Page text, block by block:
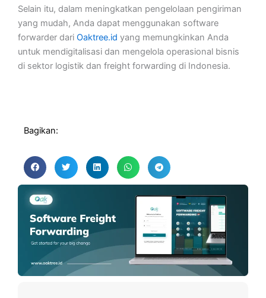
Selain itu, dalam meningkatkan pengelolaan pengiriman
yang mudah, Anda dapat menggunakan software
forwarder dari Oaktree.id yang memungkinkan Anda
untuk mendigitalisasi dan mengelola operasional bisnis
di sektor logistik dan freight forwarding di Indonesia.
Bagikan: